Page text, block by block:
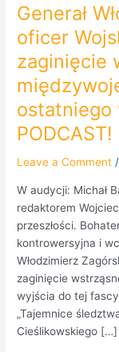
Generał
oficer
zaginięcie
ostatniego
PODCAST!
Leave a Comment /
W audycji: Michał
redaktorem
przeszłości.
kontrowersyjna i
Włodzimierz
zaginięcie
wyjścia do tej
„Tajemnice
Cieślikowskiego […]